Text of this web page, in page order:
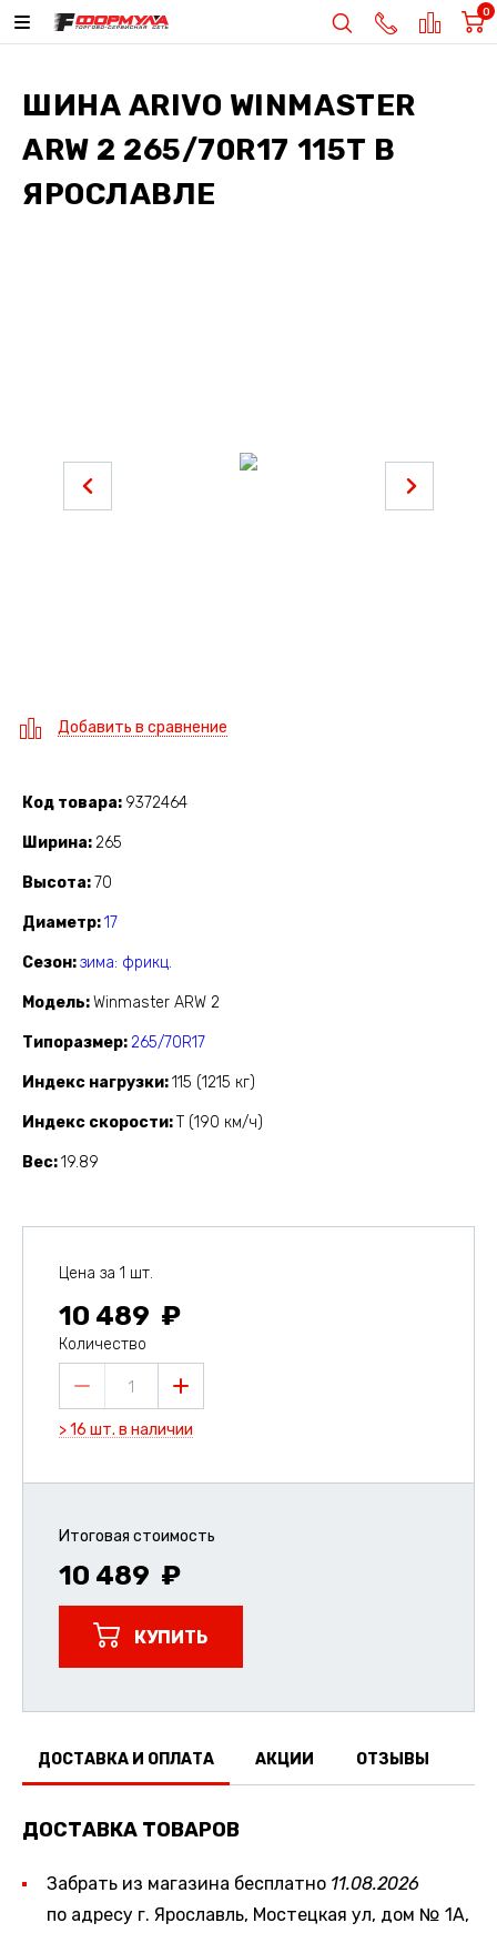
0
ШИНА ARIVO WINMASTER
ARW 2 265/70R17 115T В
ЯРОСЛАВЛЕ
Добавить в сравнение
Код товара 9372464
Ширина 265
Высота 70
Диаметр 17
Сезон зима: фрикц.
Модель Winmaster ARW 2
Типоразмер 265/70R17
Индекс нагрузки 115 (1215 кг)
Индекс скорости T (190 км/ч)
Вес 19.89
Цена за 1 шт.
10 489
Количество
1
> 16 шт. в наличии
Итоговая стоимость
10 489
КУПИТЬ
ДОСТАВКА И ОПЛАТА АКЦИИ ОТЗЫВЫ
ДОСТАВКА ТОВАРОВ
Забрать из магазина бесплатно 11.08.2026
по адресу г. Ярославль, Мостецкая ул, дом № 1А,